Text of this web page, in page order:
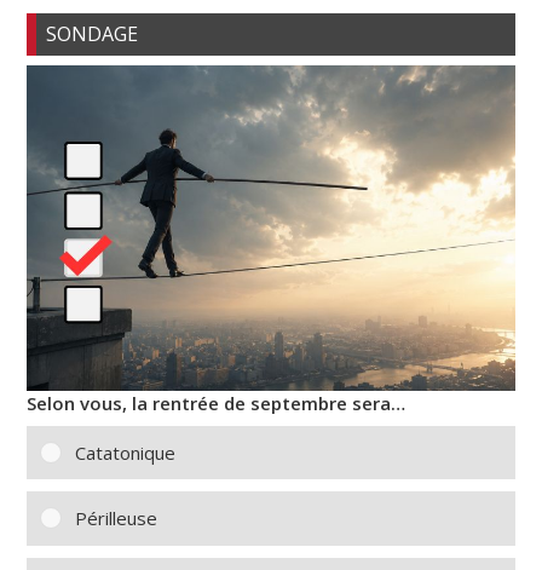
SONDAGE
Selon vous, la rentrée de septembre sera…
Catatonique
Périlleuse